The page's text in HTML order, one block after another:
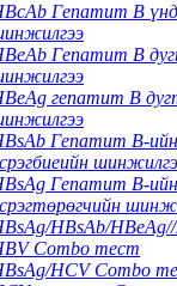
Гепатит В
Гепатит В
гепатит В
Гепатит В-ийн
Гепатит В-ийн
HBsAb/
Combo тест
HCV Combo